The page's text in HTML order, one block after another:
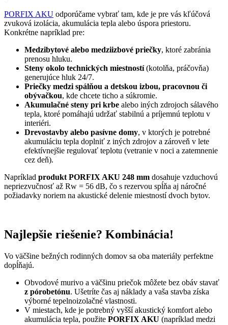
PORFIX AKU odporúčame vybrať tam, kde je pre vás kľúčová
zvuková izolácia, akumulácia tepla alebo úspora priestoru.
Konkrétne napríklad pre:
Medzibytové alebo medziizbové priečky, ktoré zabránia
prenosu hluku.
Steny okolo technických miestností(kotolňa, práčovňa)
generujúce hluk 24/7.
Priečky medzi spálňou a detskou izbou, pracovnou či
obývačkou, kde chcete ticho a súkromie.
Akumulačné steny pri krbe alebo iných zdrojoch sálavého
tepla, ktoré pomáhajú udržať stabilnú a príjemnú teplotu v
interiéri.
Drevostavby alebo pasívne domy, v ktorých je potrebné
akumuláciu tepla doplniť z iných zdrojov a zároveň v lete
efektívnejšie regulovať teplotu (vetranie v noci a zatemnenie
cez deň).
Napríklad produkt PORFIX AKU 248 mm dosahuje vzduchovú
nepriezvučnosť až Rw = 56 dB, čo s rezervou spĺňa aj náročné
požiadavky noriem na akustické delenie miestností dvoch bytov.
Najlepšie riešenie? Kombinácia!
Vo väčšine bežných rodinných domov sa oba materiály perfektne
dopĺňajú.
Obvodové murivo a väčšinu priečok môžete bez obáv stavať
z pórobetónu. Ušetríte čas aj náklady a vaša stavba získa
výborné tepelnoizolačné vlastnosti.
V miestach, kde je potrebný vyšší akustický komfort alebo
akumulácia tepla, použite PORFIX AKU (napríklad medzi